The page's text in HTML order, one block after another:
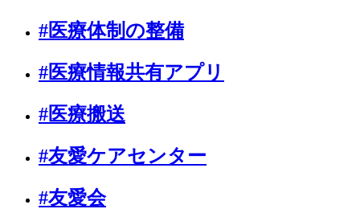
#医療体制の整備
#医療情報共有アプリ
#医療搬送
#友愛ケアセンター
#友愛会